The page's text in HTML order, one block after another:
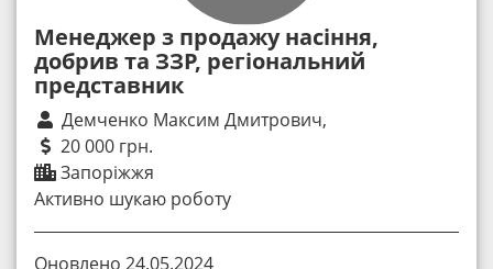
Менеджер з продажу насіння,
добрив та ЗЗР, регіональний
представник
Демченко Максим Дмитрович,
20 000 грн.
Запоріжжя
Активно шукаю роботу
Оновлено 24.05.2024